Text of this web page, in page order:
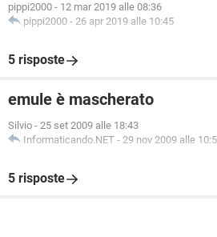
pippi2000 - 12 mar 2019 alle 08:36
pippi2000 - 26 apr 2019 alle 10:45
5 risposte
emule è mascherato
Silvio - 25 set 2009 alle 18:43
Informaticando.NET - 29 nov 2009 alle
5 risposte